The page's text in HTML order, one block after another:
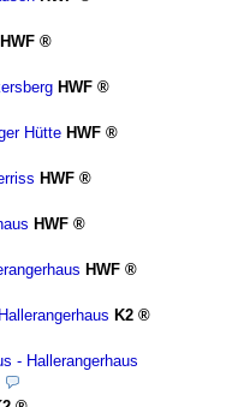
HWF
HWF
Hütte HWF
HWF
HWF
HWF
K2
- Hallerangerhaus